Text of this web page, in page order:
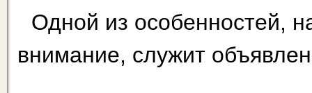
Одной из особенностей,
внимание, служит